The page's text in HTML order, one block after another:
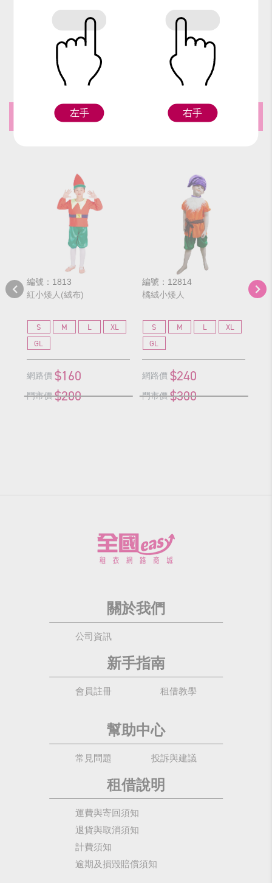
#小矮人 #白雪公主 #樵夫
#森林 #七個小矮人
推薦商品
編號：1813
紅小矮人(絨布)
S M L
XL
GL
網路價 $160
門市價 $200
編號：12814
橘絨小矮人
S M L
XL
GL
網路價 $240
門市價 $300
編
中
關於我們
公司資訊
新手指南
會員註冊 租借教學
幫助中心
常見問題 投訴與建議
租借說明
運費與寄回須知
退貨與取消須知
計費須知
逾期及損毀賠償須知
左手 右手